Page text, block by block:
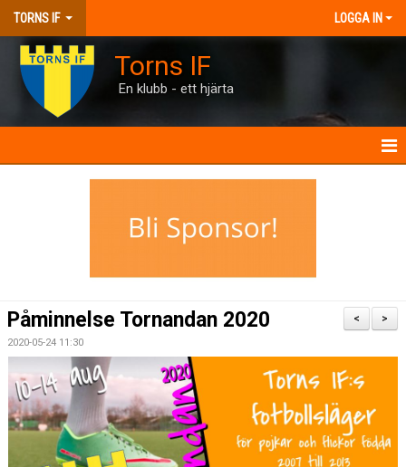
TORNS IF LOGGA IN
Torns IF
En klubb - ett hjärta
MATCHER
BILJETTER
TORN I SAMHÄLLET
ARRANGEMANG
>
<
Påminnelse Tornandan 2020
2020-05-24 11:30